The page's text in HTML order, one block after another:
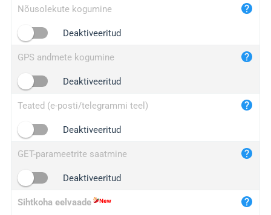
yip.su
iplogger.info
Nõusolekute kogumine
Deaktiveeritud
GPS andmete kogumine
Deaktiveeritud
Teated (e-posti/telegrammi teel)
Deaktiveeritud
GET-parameetrite saatmine
Deaktiveeritud
Sihtkoha eelvaade